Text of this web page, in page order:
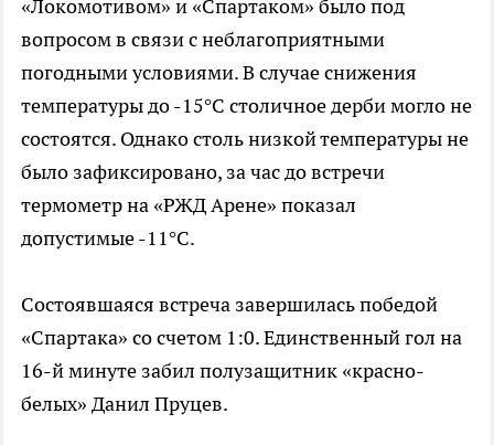
«Локомотивом» и «Спартаком» было под
вопросом в связи с неблагоприятными
погодными условиями. В случае снижения
температуры до -15°C столичное дерби могло не
состоятся. Однако столь низкой температуры не
было зафиксировано, за час до встречи
термометр на «РЖД Арене» показал
допустимые -11°C.
Состоявшаяся встреча завершилась победой
«Спартака» со счетом 1:0. Единственный гол на
16-й минуте забил полузащитник «красно-
белых» Данил Пруцев.